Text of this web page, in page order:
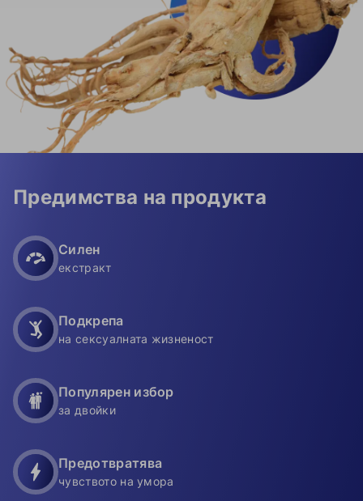
Предимства на продукта
Силен
екстракт
Подкрепа
на сексуалната жизненост
Популярен избор
за двойки
Предотвратява
чувството на умора